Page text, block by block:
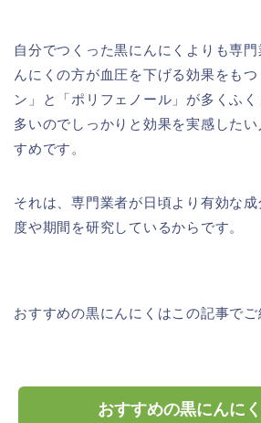
自分でつくった黒にんにくよりも専
んにくの方が血圧を下げる効果をも
ン」と「ポリフェノール」が多くふ
多いのでしっかりと効果を実感した
すめです。
それは、専門業者が日頃より有効な
度や期間を研究しているからです。
おすすめの黒にんにくはこの記事でご
おすすめの黒にんに